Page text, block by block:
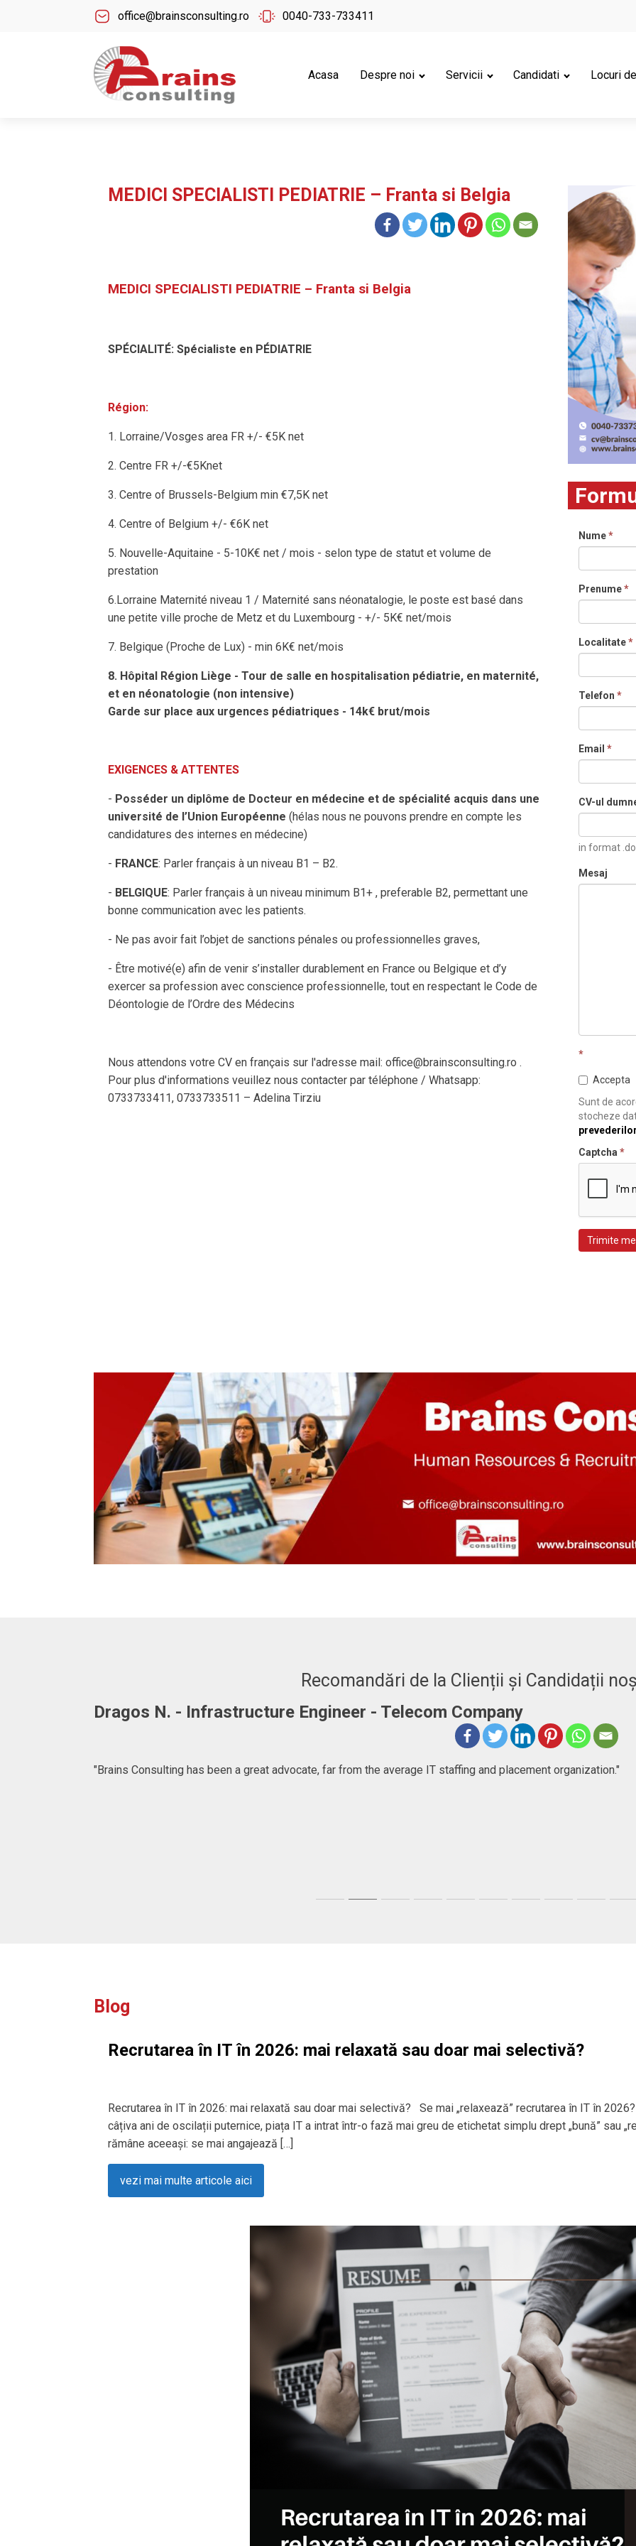
office@brainsconsulting.ro 0040-733-733411
Acasa Despre noi Servicii Candidati Locuri
MEDICI SPECIALISTI PEDIATRIE – Franta si Belgia
MEDICI SPECIALISTI PEDIATRIE – Franta si Belgia
SPÉCIALITÉ: Spécialiste en PÉDIATRIE
Région:
1. Lorraine/Vosges area FR +/- €5K net
2. Centre FR +/-€5Knet
3. Centre of Brussels-Belgium min €7,5K net
4. Centre of Belgium +/- €6K net
5. Nouvelle-Aquitaine - 5-10K€ net / mois - selon type de statut et volume de
prestation
6.Lorraine Maternité niveau 1 / Maternité sans néonatalogie, le poste est basé dans
une petite ville proche de Metz et du Luxembourg - +/- 5K€ net/mois
7. Belgique (Proche de Lux) - min 6K€ net/mois
8. Hôpital Région Liège - Tour de salle en hospitalisation pédiatrie, en maternité,
et en néonatologie (non intensive)
Garde sur place aux urgences pédiatriques - 14k€ brut/mois
EXIGENCES & ATTENTES
- Posséder un diplôme de Docteur en médecine et de spécialité acquis dans une
université de l’Union Européenne (hélas nous ne pouvons prendre en compte les
candidatures des internes en médecine)
- FRANCE: Parler français à un niveau B1 – B2.
- BELGIQUE: Parler français à un niveau minimum B1+ , preferable B2, permettant une
bonne communication avec les patients.
- Ne pas avoir fait l’objet de sanctions pénales ou professionnelles graves,
- Être motivé(e) afin de venir s’installer durablement en France ou Belgique et d’y
exercer sa profession avec conscience professionnelle, tout en respectant le Code de
Déontologie de l’Ordre des Médecins
Nous attendons votre CV en français sur l'adresse mail: office@brainsconsulting.ro .
Pour plus d'informations veuillez nous contacter par téléphone / Whatsapp:
0733733411, 0733733511 – Adelina Tirziu
Nume*
Prenume*
Localitate*
Telefon *
Email *
CV-ul
in format
Mesaj
*
Accepta
Sunt de
stocheze
Captcha *
Trimite
Recomandări de la Clienții și Candidații
Adrian. C - Fullstack Developer
"BRAINS CONSULTING is definitely a consultancy company that goes beyond just consulting, they help
Blog
Recrutarea în IT în 2026: mai relaxată sau doar mai selectivă?
Recrutarea în IT în 2026: mai relaxată sau doar mai selectivă? Se mai „relaxează” recrutarea în IT în
câțiva ani de oscilații puternice, piața IT a intrat într-o fază mai greu de etichetat simplu drept „bună” sau
rămâne aceeași: se mai angajează […]
vezi mai multe articole aici